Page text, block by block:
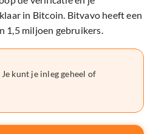
in Bitcoin. Bitvavo heeft een
1,5 miljoen gebruikers.
kunt je inleg geheel of